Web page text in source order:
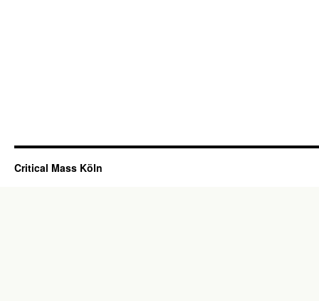
Critical Mass Köln